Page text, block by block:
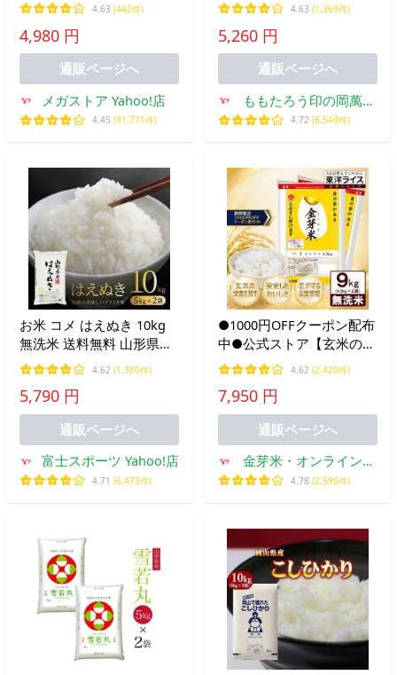
精米 アイリスオーヤマ ア
イリスフーズ *
4.63 (442件)
4,980 円
通販ページへ
メガストア Yahoo!店
4.45 (91,771件)
送料無料
4.63 (1,369件)
5,260 円
通販ページへ
ももたろう印の岡萬米
市場
4.72 (6,549件)
お米 コメ はえぬき 10kg
無洗米 送料無料 山形県産
令和7年産 令和七年産
5kg×2 爆買
4.62 (1,380件)
5,790 円
通販ページへ
富士スポーツ Yahoo!店
4.71 (6,473件)
●1000円OFFクーポン配布
中●公式ストア【玄米の栄
養を残したごはん】金芽米
【無洗米】ハイセレクト
9kg (4.5kg×2袋) 送料無料
国産米 お米 白米 精米工場
4.62 (2,420件)
7,950 円
通販ページへ
金芽米・オンラインシ
ョップ
4.78 (2,590件)